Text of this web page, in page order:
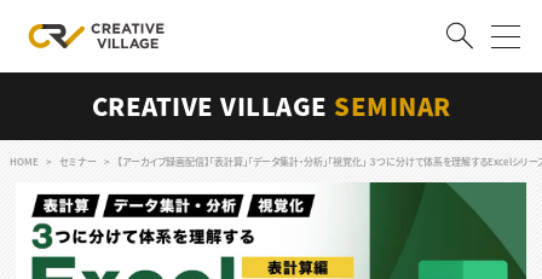
ログイン 会員登録
RECRUIT
CREATIVE VILLAGE SEMINAR
HOME セミナー 【アーカイブ録画配信】「表計算」「データ集計・分析」「視覚化」 ３つに分けて体系を理解するExcelシリ